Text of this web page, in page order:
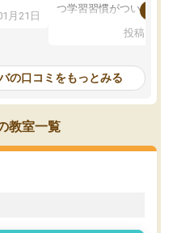
りまし
も気
以上の
受験ま
しな
！
月21日
つ学習習慣がついてきま
指導が無い日も予定表
問できるのでとても助か
投稿日：
の口コミをもっとみる
教室一覧